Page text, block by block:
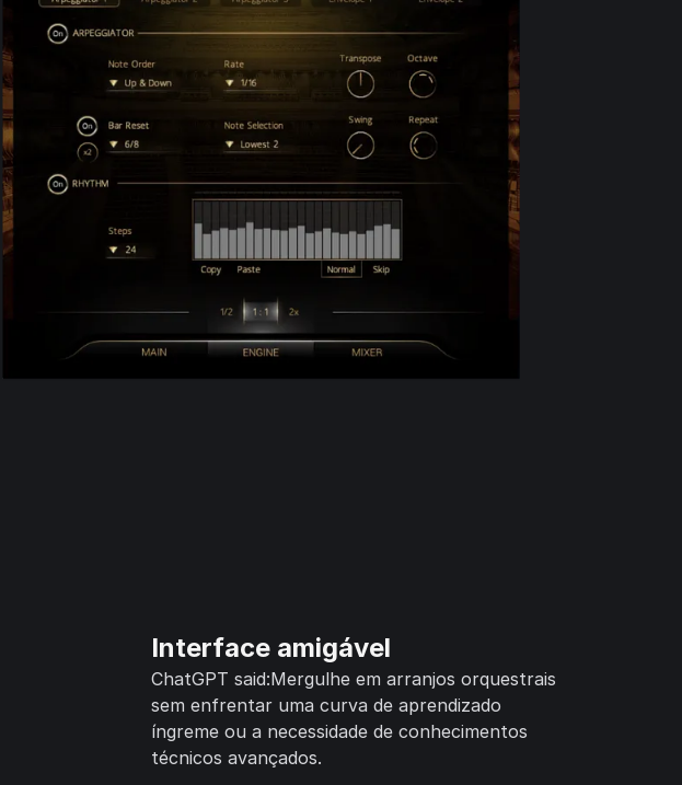
Interface amigável
ChatGPT said:Mergulhe em arranjos orquestrais
sem enfrentar uma curva de aprendizado
íngreme ou a necessidade de conhecimentos
técnicos avançados.